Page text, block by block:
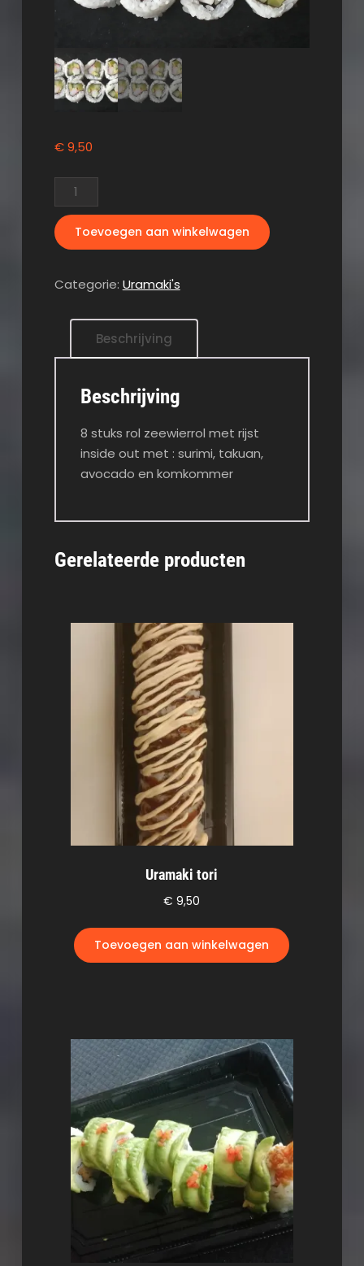
€9,50
Uramaki
Surimi
aantal
Toevoegen aan winkelwagen
Categorie: Uramaki's
Beschrijving
Beschrijving
8 stuks rol zeewierrol met rijst
inside out met : surimi, takuan,
avocado en komkommer
Gerelateerde producten
Uramaki tori
€ 9,50
Toevoegen aan winkelwagen